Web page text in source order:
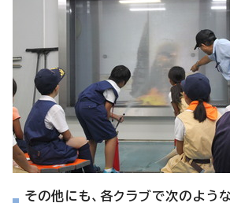
その他にも、各クラブで次のよう